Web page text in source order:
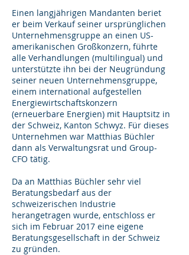
Einen langjährigen Mandanten beriet
er beim Verkauf seiner ursprünglichen
Unternehmensgruppe an einen US-
amerikanischen Großkonzern, führte
alle Verhandlungen (multilingual) und
unterstützte ihn bei der Neugründung
seiner neuen Unternehmensgruppe,
einem international aufgestellen
Energiewirtschaftskonzern
(erneuerbare Energien) mit Hauptsitz in
der Schweiz, Kanton Schwyz. Für dieses
Unternehmen war Matthias Büchler
dann als Verwaltungsrat und Group-
CFO tätig.
Da an Matthias Büchler sehr viel
Beratungsbedarf aus der
schweizerischen Industrie
herangetragen wurde, entschloss er
sich im Februar 2017 eine eigene
Beratungsgesellschaft in der Schweiz
zu gründen.